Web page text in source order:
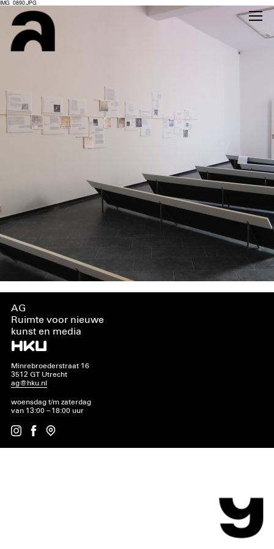
IMG_0890.JPG
AG
Ruimte voor nieuwe
kunst en media
Minrebroederstraat 16
3512 GT Utrecht
ag@hku.nl
woensdag t/m zaterdag
van 13:00 – 18:00 uur